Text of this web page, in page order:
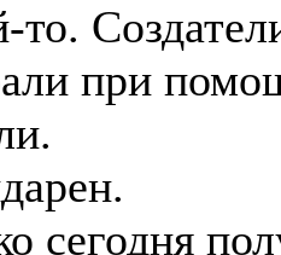
то.
при
сегодня